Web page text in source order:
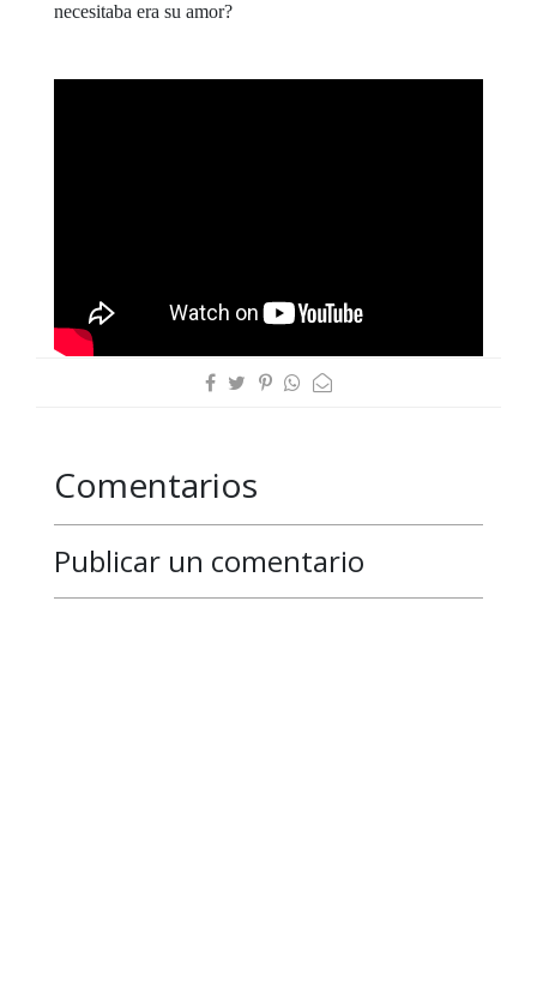
necesitaba era su amor?
Comentarios
Publicar un comentario